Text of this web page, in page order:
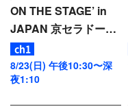
JUNG KOOKはどの
か。
個人的事情で遅れて
ランでメンバーと合
背中をポンポンと叩
ON THE STAGE’ in
JAPAN 京セラドーム
大阪 全曲ノーカット
版
8/23(日) 午後10:30〜深
夜1:10